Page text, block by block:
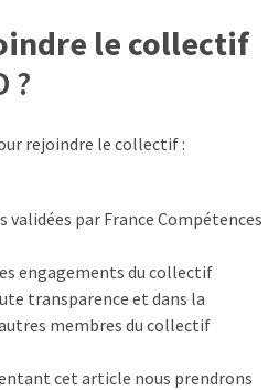
le collectif
?
rejoindre le collectif :
par France Compétences
engagements du collectif
transparence et dans la
membres du collectif
cet article nous prendrons